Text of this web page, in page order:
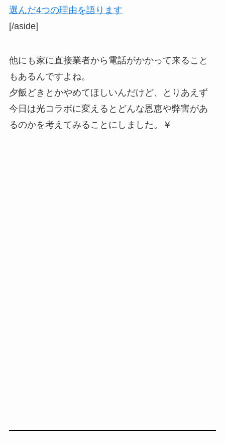
選んだ4つの理由を語ります
[/aside]
他にも家に直接業者から電話がかかって来ること
もあるんですよね。
夕飯どきとかやめてほしいんだけど、とりあえず
今日は光コラボに変えるとどんな恩恵や弊害があ
るのかを考えてみることにしました。￥